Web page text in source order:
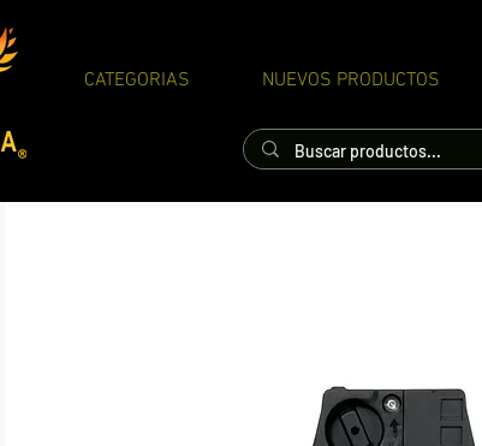
CATEGORIAS NUEVOS PRODUCTOS